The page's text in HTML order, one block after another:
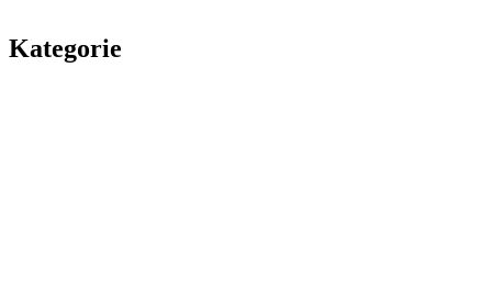
Kategorie